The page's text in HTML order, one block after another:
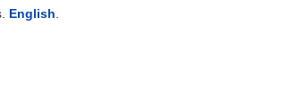
English